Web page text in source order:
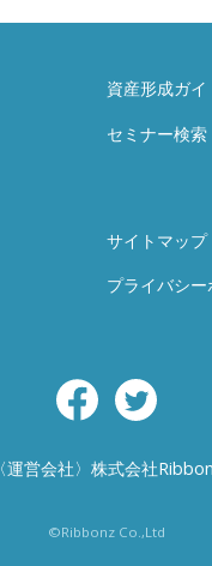
資産形成ガイ
セミナー検索
サイトマップ
プライバシー
Facebook
〈運営会社〉株式会社
©Ribbonz Co.,Ltd